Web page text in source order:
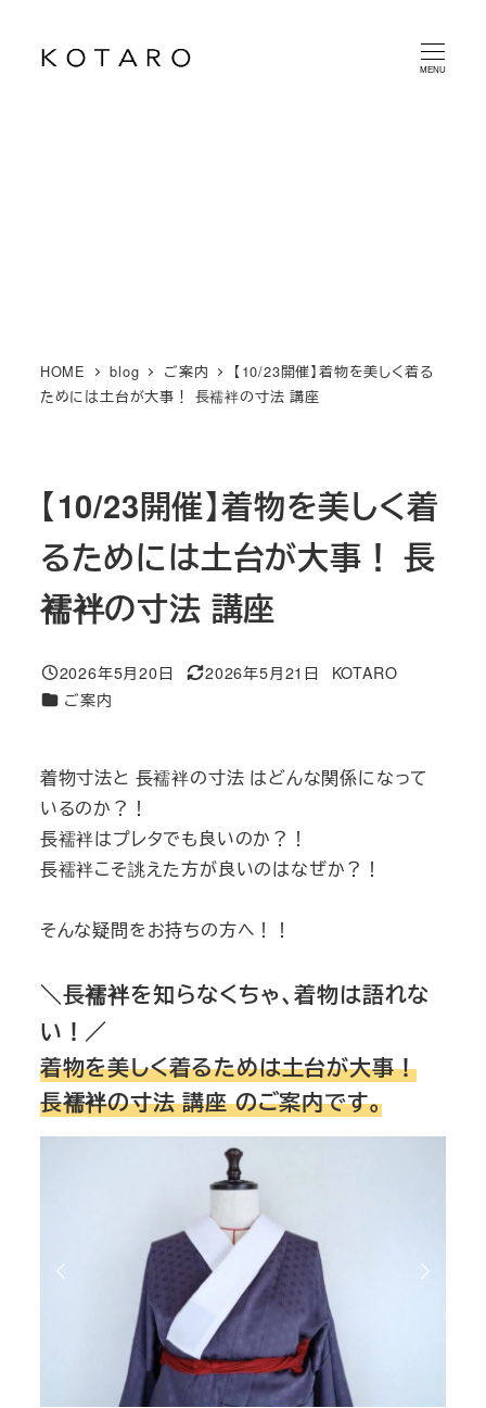
MENU
HOME blog ご案内
【10/23開催】着物を美しく着る
ためには土台が大事！ 長襦袢の寸法 講座
【10/23開催】着物を美しく着
るためには土台が大事！ 長
襦袢の寸法 講座
投稿日
2026年5月20日
更新日
2026年5月21日
著
KOTARO
カテゴリー
ご案内
着物寸法と 長襦袢の寸法 はどんな関係になって
いるのか？！
長襦袢はプレタでも良いのか？！
長襦袢こそ誂えた方が良いのはなぜか？！
そんな疑問をお持ちの方へ！！
＼長襦袢を知らなくちゃ、着物は語れな
い！／
着物を美しく着るためは土台が大事！
長襦袢の寸法 講座 のご案内です。